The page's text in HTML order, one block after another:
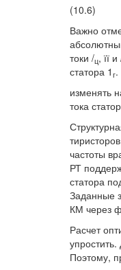
(10.6)
Важно
токи /ц, її
статора 1 г.
изменять
тока
частоты
РТ
статора
Заданные
КМ через
Расчет
Поэтому,